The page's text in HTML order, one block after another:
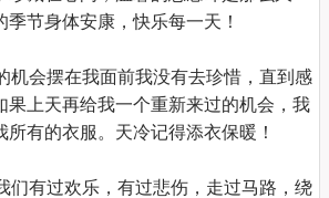
节身体安康，快乐每一天！
机会摆在我面前我没有去珍惜，直到感
果上天再给我一个重新来过的机会，我
有的衣服。天冷记得添衣保暖！
们有过欢乐，有过悲伤，走过马路，绕